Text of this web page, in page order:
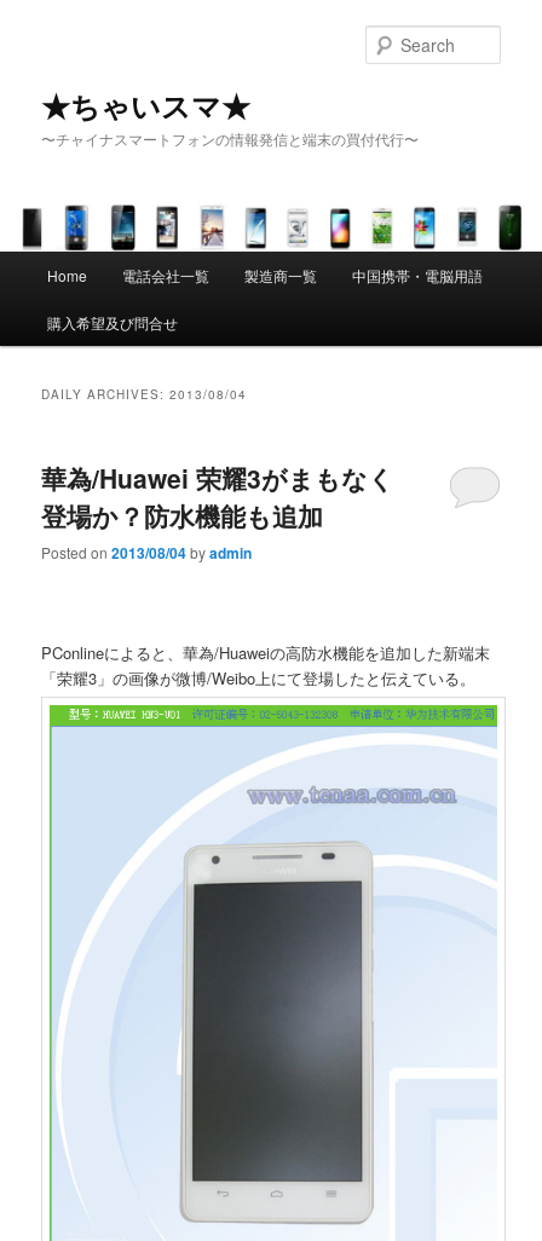
★ちゃいスマ★
〜チャイナスマートフォンの情報発信と端末の買付代行〜
Skip to primary content
Skip to secondary content
Home 電話会社一覧 製造商一覧 中国携帯・電脳用語
購入希望及び問合せ
DAILY ARCHIVES:2013/08/04
華為/Huawei 荣耀3がまもなく
登場か？防水機能も追加
Posted on2013/08/04byadmin
PConlineによると、華為/Huaweiの高防水機能を追加した新端末
「荣耀3」の画像が微博/Weibo上にて登場したと伝えている。